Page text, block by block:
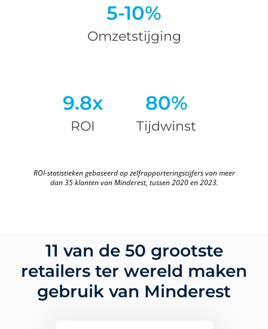
5-10%
Omzetstijging
9.8x
ROI
80%
Tijdwinst
ROI-statistieken gebaseerd op zelfrapporteringscijfers van meer
dan 35 klanten van Minderest, tussen 2020 en 2023.
11 van de 50 grootste
retailers ter wereld maken
gebruik van Minderest